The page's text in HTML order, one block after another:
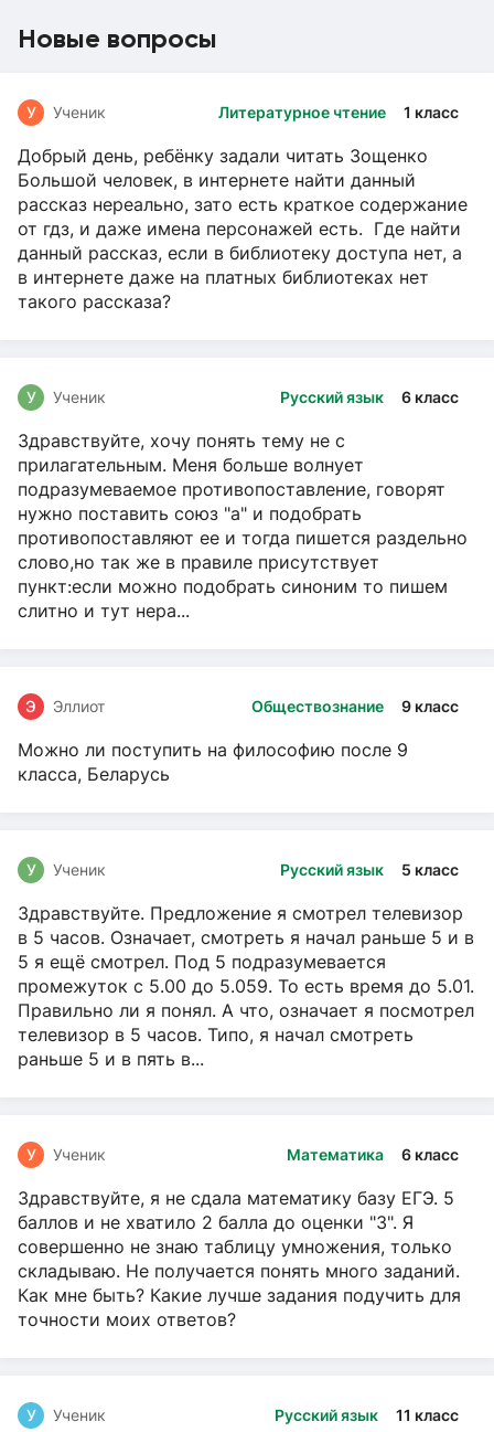
Новые вопросы
Литературное чтение 1 класс
У Ученик
Добрый день, ребёнку задали читать Зощенко
Большой человек, в интернете найти данный
рассказ нереально, зато есть краткое содержание
от гдз, и даже имена персонажей есть. Где найти
данный рассказ, если в библиотеку доступа нет, а
в интернете даже на платных библиотеках нет
такого рассказа?
Русский язык 6 класс
У Ученик
Здравствуйте, хочу понять тему не с
прилагательным. Меня больше волнует
подразумеваемое противопоставление, говорят
нужно поставить союз "а" и подобрать
противопоставляют ее и тогда пишется раздельно
слово,но так же в правиле присутствует
пункт:если можно подобрать синоним то пишем
слитно и тут нера...
Обществознание 9 класс
Э Эллиот
Можно ли поступить на философию после 9
класса, Беларусь
Русский язык 5 класс
У Ученик
Здравствуйте. Предложение я смотрел телевизор
в 5 часов. Означает, смотреть я начал раньше 5 и в
5 я ещё смотрел. Под 5 подразумевается
промежуток с 5.00 до 5.059. То есть время до 5.01.
Правильно ли я понял. А что, означает я посмотрел
телевизор в 5 часов. Типо, я начал смотреть
раньше 5 и в пять в...
Математика 6 класс
У Ученик
Здравствуйте, я не сдала математику базу ЕГЭ. 5
баллов и не хватило 2 балла до оценки "3". Я
совершенно не знаю таблицу умножения, только
складываю. Не получается понять много заданий.
Как мне быть? Какие лучше задания подучить для
точности моих ответов?
Русский язык 11 класс
У Ученик